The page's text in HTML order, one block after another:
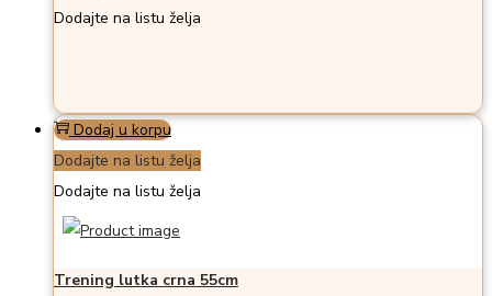
Dodajte na listu želja
Dodaj u korpu
Dodajte na listu želja
Dodajte na listu želja
Trening lutka crna 55cm